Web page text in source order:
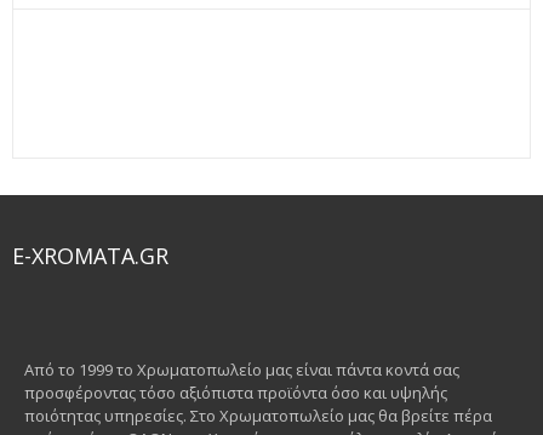
E-XROMATA.GR
Από το 1999 το Χρωματοπωλείο μας είναι πάντα κοντά σας
προσφέροντας τόσο αξιόπιστα προϊόντα όσο και υψηλής
ποιότητας υπηρεσίες. Στο Χρωματοπωλείο μας θα βρείτε πέρα